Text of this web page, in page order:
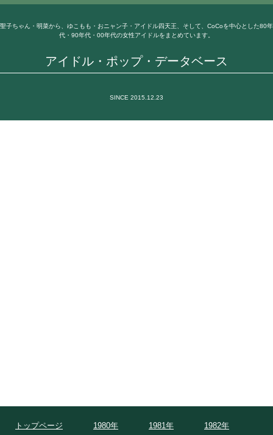
アイドル・ポップ・データベース
聖子ちゃん・明菜から、ゆこもも・おニャン子・アイドル四天王、そして、CoCoを中心とした80年
代・90年代・00年代の女性アイドルをまとめています。
SINCE 2015.12.23
トップページ 1980年 1981年 1982年